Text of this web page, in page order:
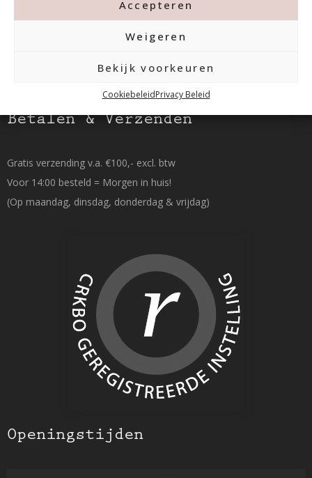
Accepteren
Weigeren
Bekijk voorkeuren
CookiebeleidPrivacy Beleid
Betalen & Verzenden
Gratis verzending v.a. €100,- excl. btw
Voor 14:00 besteld = Morgen in huis!
(Op maandag, dinsdag, donderdag & vrijdag)
Openingstijden